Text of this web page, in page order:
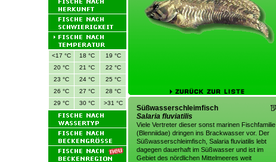
<17 °C 18 °C
19 °C
20 °C
21 °C
22 °C
23 °C
24 °C
25 °C
26 °C
27 °C
28 °C
29 °C
30 °C >31 °C
Süßwasserschleimfisch
Salaria fluviatilis
Viele Vertreter dieser sonst marinen Fischfamilie
(Blenniidae) dringen ins Brackwasser vor. Der
Süßwasserschleimfisch, Salaria fluviatilis lebt
dagegen dauerhaft im Süßwasser und ist im
Gebiet des nördlichen Mittelmeeres weit